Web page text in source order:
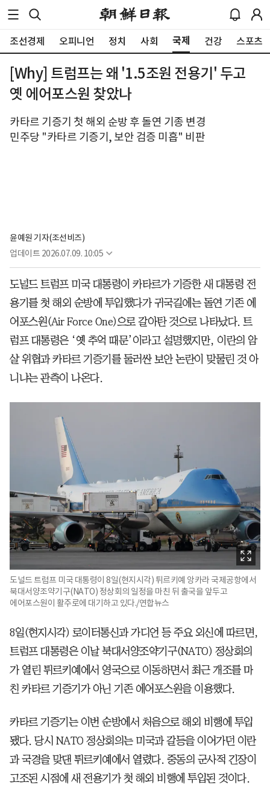
조선경제 오피니언 정치 사회 국제 건강 스포츠
[Why] 트럼프는 왜 '1.5조원 전용기' 두고
옛 에어포스원 찾았나
카타르 기증기 첫 해외 순방 후 돌연 기종 변경
민주당 "카타르 기증기, 보안 검증 미흡" 비판
윤예원 기자(조선비즈)
업데이트 2026.07.09. 10:05
도널드 트럼프 미국 대통령이 카타르가 기증한 새 대통령 전
용기를 첫 해외 순방에 투입했다가 귀국길에는 돌연 기존 에
어포스원(Air Force One)으로 갈아탄 것으로 나타났다. 트
럼프 대통령은 ‘옛 추억 때문’이라고 설명했지만, 이란의 암
살 위협과 카타르 기증기를 둘러싼 보안 논란이 맞물린 것 아
니냐는 관측이 나온다.
도널드 트럼프 미국 대통령이 8일(현지시각) 튀르키예 앙카라 국제공항에서
북대서양조약기구(NATO) 정상회의 일정을 마친 뒤 출국을 앞두고
에어포스원이 활주로에 대기하고 있다./연합뉴스
8일(현지시각) 로이터통신과 가디언 등 주요 외신에 따르면,
트럼프 대통령은 이날 북대서양조약기구(NATO) 정상회의
가 열린 튀르키예에서 영국으로 이동하면서 최근 개조를 마
친 카타르 기증기가 아닌 기존 에어포스원을 이용했다.
카타르 기증기는 이번 순방에서 처음으로 해외 비행에 투입
됐다. 당시 NATO 정상회의는 미국과 갈등을 이어가던 이란
과 국경을 맞댄 튀르키예에서 열렸다. 중동의 군사적 긴장이
고조된 시점에 새 전용기가 첫 해외 비행에 투입된 것이다.